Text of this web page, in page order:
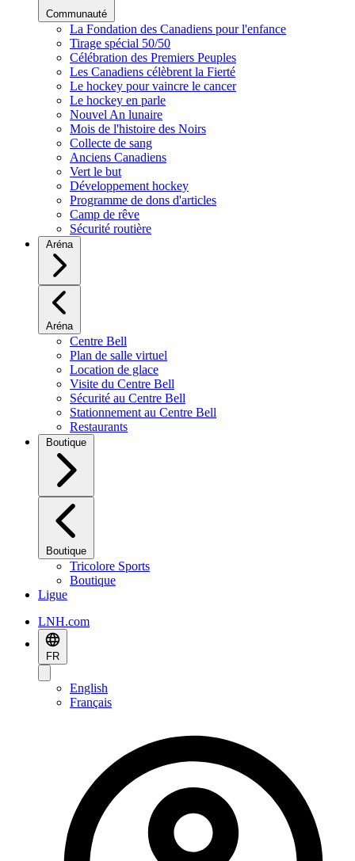
Communauté
La Fondation des Canadiens pour l'enfance
Tirage spécial 50/50
Célébration des Premiers Peuples
Les Canadiens célèbrent la Fierté
Le hockey pour vaincre le cancer
Le hockey en parle
Nouvel An lunaire
Mois de l'histoire des Noirs
Collecte de sang
Anciens Canadiens
Vert le but
Développement hockey
Programme de dons d'articles
Camp de rêve
Sécurité routière
Aréna
Aréna
Centre Bell
Plan de salle virtuel
Location de glace
Visite du Centre Bell
Sécurité au Centre Bell
Stationnement au Centre Bell
Restaurants
Boutique
Boutique
Tricolore Sports
Boutique
Ligue
LNH.com
FR
English
Français